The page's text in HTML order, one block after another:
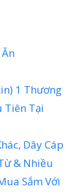
1 Thương
Tiên Tại
Dây Cáp
& Nhiều
Sắm Với